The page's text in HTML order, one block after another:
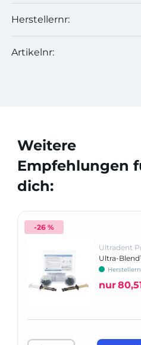
Herstellernr:
Artikelnr:
Weitere
Empfehlungen
dich:
-26 %
Ultradent
Ultra-
nur